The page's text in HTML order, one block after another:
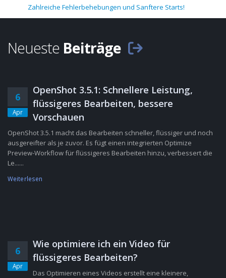
Zahlreiche Fehlerbehebungen und Sanftere Starts!
Neueste Beiträge
6
Apr
OpenShot 3.5.1: Schnellere Leistung,
flüssigeres Bearbeiten, bessere
Vorschauen
OpenShot 3.5.1 macht das Bearbeiten schneller, flüssiger und noch
ausgereifter als je zuvor. Es fügt einen integrierten Optimize
Preview-Workflow für flüssigeres Bearbeiten hinzu, verbessert die
Le......
Weiterlesen
6
Apr
Wie optimiere ich ein Video für
flüssigeres Bearbeiten?
Das Optimieren eines Videos erstellt eine kleinere,